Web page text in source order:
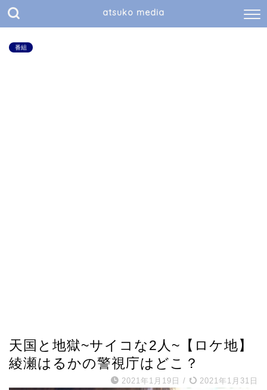
atsuko media
番組
天国と地獄~サイコな2人~【ロケ地】
綾瀬はるかの警視庁はどこ？
2021年1月19日 / 2021年1月31日